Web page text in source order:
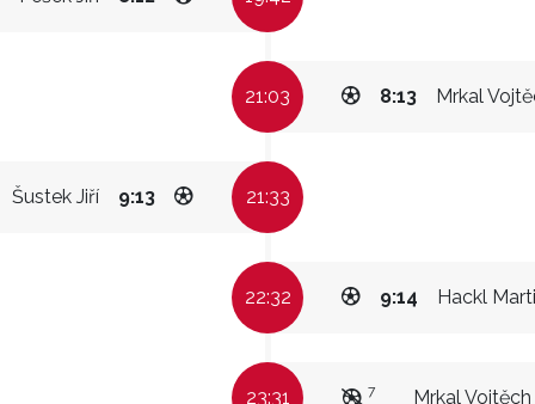
21:03 Mrkal
8:13
Šustek Jiří 9:13 21:33
22:32 Hackl
9:14
23:31 Mrkal Vojtěch
7